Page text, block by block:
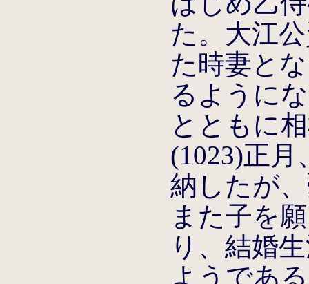
た。大江
た時妻と
るように
とともに
(1023)正
納したが
また子を
り、結婚
ようであ